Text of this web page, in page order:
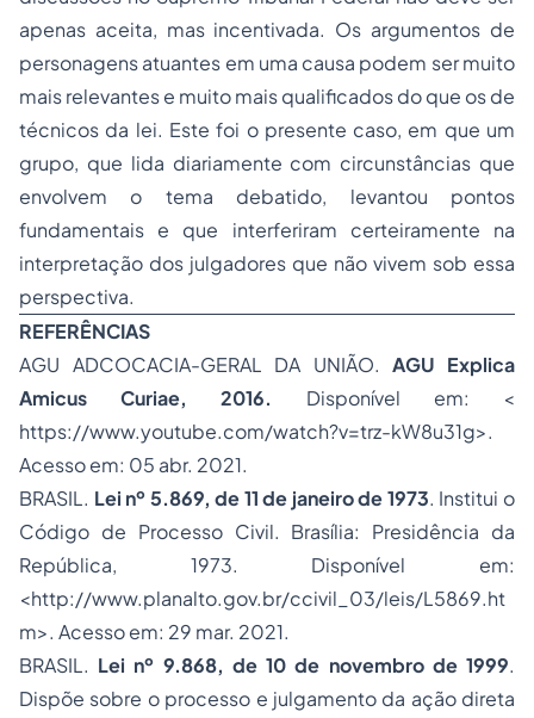
apenas aceita, mas incentivada. Os argumentos de
personagens atuantes em uma causa podem ser muito
mais relevantes e muito mais qualificados do que os de
técnicos da lei. Este foi o presente caso, em que um
grupo, que lida diariamente com circunstâncias que
envolvem o tema debatido, levantou pontos
fundamentais e que interferiram certeiramente na
interpretação dos julgadores que não vivem sob essa
perspectiva.
REFERÊNCIAS
AGU ADCOCACIA-GERAL DA UNIÃO.AGU Explica
Amicus Curiae, 2016.
Disponível em: <
https://www.youtube.com/watch?v=trz-kW8u31g>.
Acesso em: 05 abr. 2021.
BRASIL. Lei nº 5.869, de 11 de janeiro de 1973. Institui o
Código de Processo Civil. Brasília: Presidência da
República, 1973. Disponível em:
<http://www.planalto.gov.br/ccivil_03/leis/L5869.ht
m>. Acesso em: 29 mar. 2021.
BRASIL. Lei nº 9.868, de 10 de novembro de 1999.
Dispõe sobre o processo e julgamento da ação direta